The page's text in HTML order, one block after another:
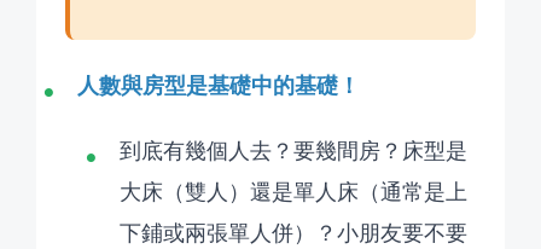
人數與房型是基礎中的基礎！
到底有幾個人去？要幾間房？床型是
大床（雙人）還是單人床（通常是上
下鋪或兩張單人併）？小朋友要不要